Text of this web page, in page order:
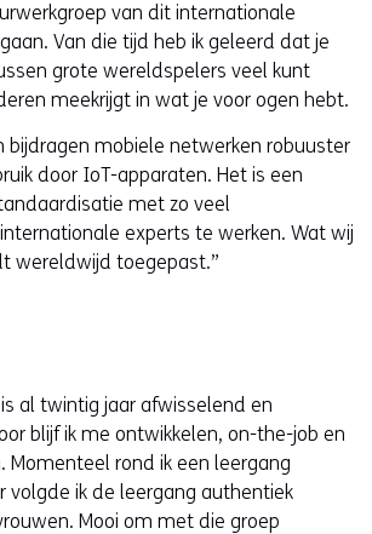
van dit internationale
Van die tijd heb ik geleerd dat je
grote wereldspelers veel kunt
meekrijgt in wat je voor ogen hebt.
bijdragen mobiele netwerken robuuster
door IoT-apparaten. Het is een
met zo veel
experts te werken. Wat wij
wereldwijd toegepast.”
is al twintig jaar afwisselend en
blijf ik me ontwikkelen, on-the-job en
Momenteel rond ik een leergang
volgde ik de leergang authentiek
Mooi om met die groep